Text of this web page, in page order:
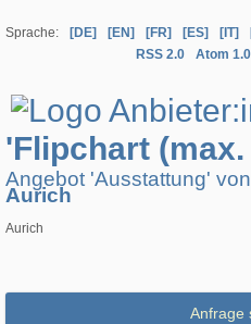
Sprache: [DE] [EN] [FR] [ES] [IT]
RSS 2.0
Atom 1.0
'Flipchart (max.
Angebot 'Ausstattung' von
Aurich
Aurich
Anfrage